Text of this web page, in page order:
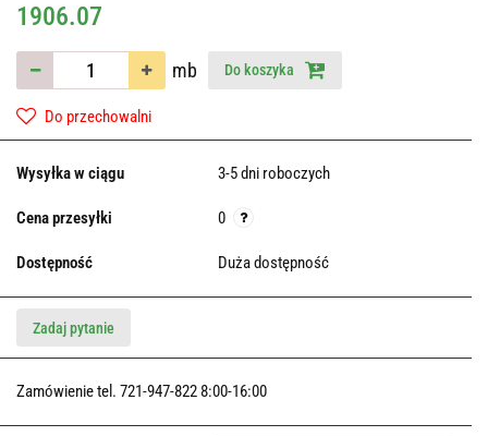
1906.07
mb Do koszyka
Do przechowalni
Wysyłka w ciągu 3-5 dni roboczych
Cena przesyłki 0
Dostępność Duża dostępność
Zadaj pytanie
Zamówienie tel. 721-947-822 8:00-16:00